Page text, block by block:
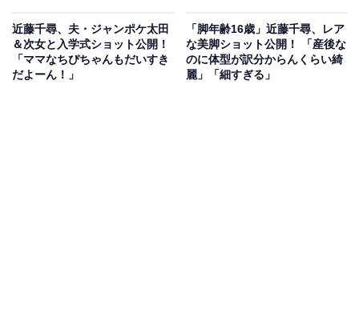
近藤千尋、夫・ジャンポケ太田
＆次女と入学式ショット公開！
「ママなちぴちゃんもだいすき
だよーん！」
「脚年齢16歳」近藤千尋、レア
な美脚ショット公開！ 「産後な
のに体型が訳分からんくらい綺
麗」「細すぎる」